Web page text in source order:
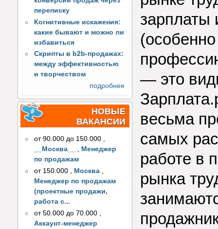
переписку
Когнитивные искажения:
какие бывают и можно ли
избавиться
Скрипты в b2b-продажах:
между эффективностью
и творчеством
подробнее
НОВЫЕ
ВАКАНСИИ
от 90.000 до 150.000 ,
__Москва__
, Менеджер
по продажам
от 150.000
Москва
Менеджер по продажам
(проектные продажи,
работа с...
от 50.000 до 70.000
Аккаунт-менеджер
зарплаты
— это
весьма
самых
работе в
рынка